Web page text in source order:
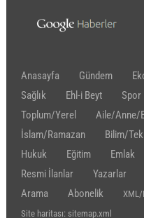
Anasayfa Gündem
Sağlık
Ehl-i Beyt Spor
Toplum/Yerel
Aile/Anne/
İslam/Ramazan
Bilim/
Hukuk
Eğitim Emlak
Resmi İlanlar
Yazarlar
Arama
Abonelik
XML/
Site haritası: sitemap.xml